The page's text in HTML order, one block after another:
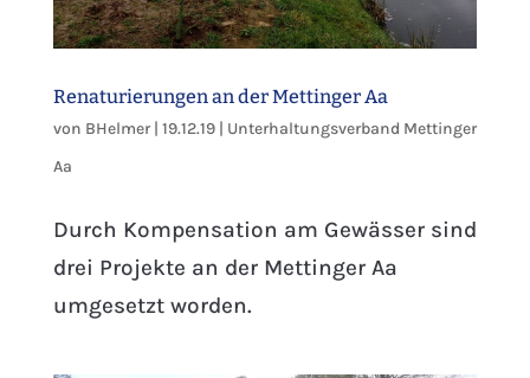
Renaturierungen an der Mettinger Aa
von BHelmer| 19.12.19| Unterhaltungsverband Mettinger
Aa
Durch Kompensation am Gewässer sind
drei Projekte an der Mettinger Aa
umgesetzt worden.